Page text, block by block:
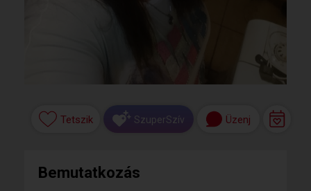
Tetszik SzuperSzív Üzenj
Bemutatkozás